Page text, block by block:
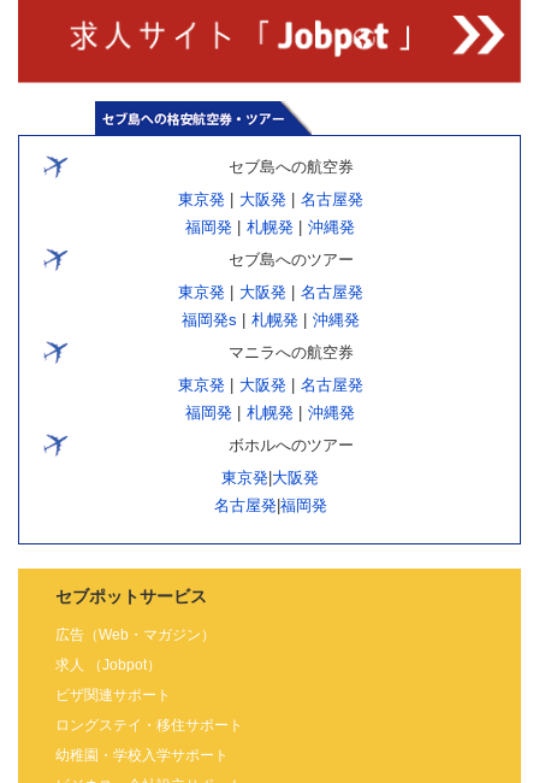
セブ島への航空券
東京発| 大阪発| 名古屋発
福岡発
札幌発
沖縄発
セブ島へのツアー
東京発| 大阪発| 名古屋発
福岡発s
札幌発| 沖縄発
マニラへの航空券
東京発| 大阪発| 名古屋発
福岡発
札幌発
沖縄発
ボホルへのツアー
東京発 大阪発
名古屋発| 福岡発
セブポットサービス
広告（Web・マガジン）
求人 （Jobpot）
ビザ関連サポート
ロングステイ・移住サポート
幼稚園・学校入学サポート